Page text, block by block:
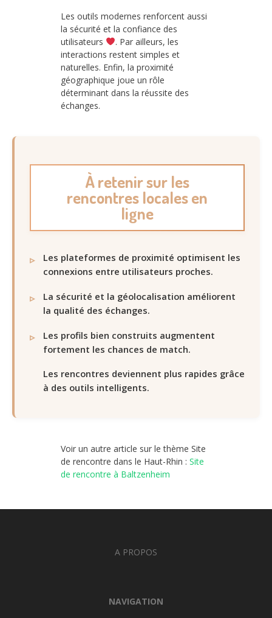
Les outils modernes renforcent aussi
la sécurité et la confiance des
utilisateurs
. Par ailleurs, les
interactions restent simples et
naturelles. Enfin, la proximité
géographique joue un rôle
déterminant dans la réussite des
échanges.
À retenir sur les
rencontres locales en
ligne
Les plateformes de proximité optimisent les
connexions entre utilisateurs proches.
La sécurité et la géolocalisation améliorent
la qualité des échanges.
Les profils bien construits augmentent
fortement les chances de match.
Les rencontres deviennent plus rapides grâce
à des outils intelligents.
Voir un autre article sur le thème Site
de rencontre dans le Haut-Rhin : Site
de rencontre à Baltzenheim
A PROPOS
NAVIGATION